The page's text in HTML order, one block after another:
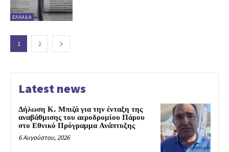
ΕΛΛΆΔΑ
1 2
Latest news
Δήλωση Κ. Μπιζά για την ένταξη της
αναβάθμισης του αεροδρομίου Πάρου
στο Εθνικό Πρόγραμμα Ανάπτυξης
6 Αυγούστου, 2026